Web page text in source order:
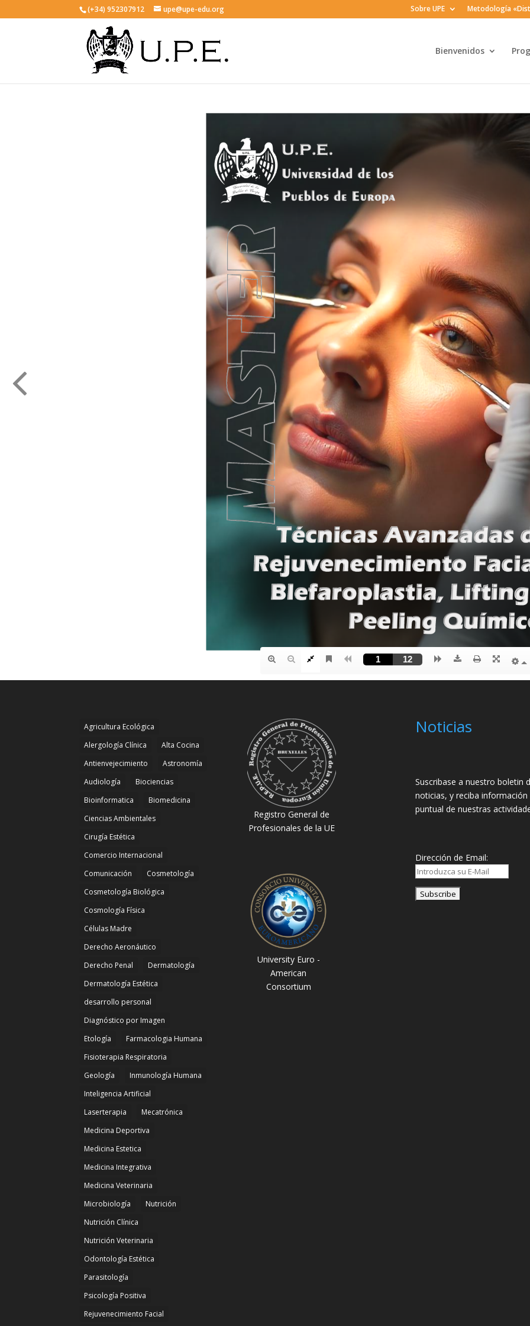
(+34) 952307912 upe@upe-edu.org Sobre UPE Metodología
Bienvenidos
Agricultura Ecológica
Alergología Clínica
Alta Cocina
Antienvejecimiento
Astronomía
Audiología
Biociencias
Bioinformatica
Biomedicina
Ciencias Ambientales
Cirugía Estética
Comercio Internacional
Comunicación
Cosmetología
Cosmetología Biológica
Cosmología Física
Células Madre
Derecho Aeronáutico
Derecho Penal
Dermatología
Dermatología Estética
desarrollo personal
Diagnóstico por Imagen
Etología
Farmacologia Humana
Fisioterapia Respiratoria
Geología
Inmunología Humana
Inteligencia Artificial
Laserterapia
Mecatrónica
Medicina Deportiva
Medicina Estetica
Medicina Integrativa
Medicina Veterinaria
Microbiología
Nutrición
Nutrición Clínica
Nutrición Veterinaria
Odontología Estética
Parasitología
Psicología Positiva
Rejuvenecimiento Facial
Registro General de
Profesionales de la UE
University Euro -
American
Consortium
Noticias
Suscribase a nuestro boletin
noticias, y reciba información
puntual de nuestras
Dirección de Email: